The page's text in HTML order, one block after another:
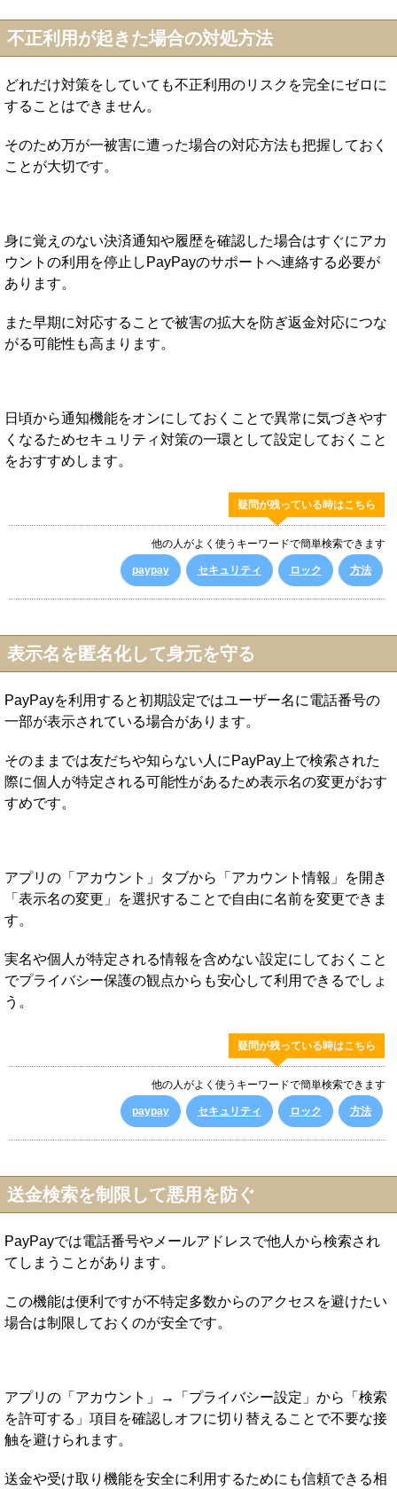
不正利用が起きた場合の対処方法
どれだけ対策をしていても不正利用のリスクを完全にゼロに
することはできません。
そのため万が一被害に遭った場合の対応方法も把握しておく
ことが大切です。
身に覚えのない決済通知や履歴を確認した場合はすぐにアカ
ウントの利用を停止しPayPayのサポートへ連絡する必要が
あります。
また早期に対応することで被害の拡大を防ぎ返金対応につな
がる可能性も高まります。
日頃から通知機能をオンにしておくことで異常に気づきやす
くなるためセキュリティ対策の一環として設定しておくこと
をおすすめします。
疑問が残っている時はこちら
他の人がよく使うキーワードで簡単検索できます
paypay セキュリティ ロック 方法
表示名を匿名化して身元を守る
PayPayを利用すると初期設定ではユーザー名に電話番号の
一部が表示されている場合があります。
そのままでは友だちや知らない人にPayPay上で検索された
際に個人が特定される可能性があるため表示名の変更がおす
すめです。
アプリの「アカウント」タブから「アカウント情報」を開き
「表示名の変更」を選択することで自由に名前を変更できま
す。
実名や個人が特定される情報を含めない設定にしておくこと
でプライバシー保護の観点からも安心して利用できるでしょ
う。
疑問が残っている時はこちら
他の人がよく使うキーワードで簡単検索できます
paypay セキュリティ ロック 方法
送金検索を制限して悪用を防ぐ
PayPayでは電話番号やメールアドレスで他人から検索され
てしまうことがあります。
この機能は便利ですが不特定多数からのアクセスを避けたい
場合は制限しておくのが安全です。
アプリの「アカウント」→「プライバシー設定」から「検索
を許可する」項目を確認しオフに切り替えることで不要な接
触を避けられます。
送金や受け取り機能を安全に利用するためにも信頼できる相